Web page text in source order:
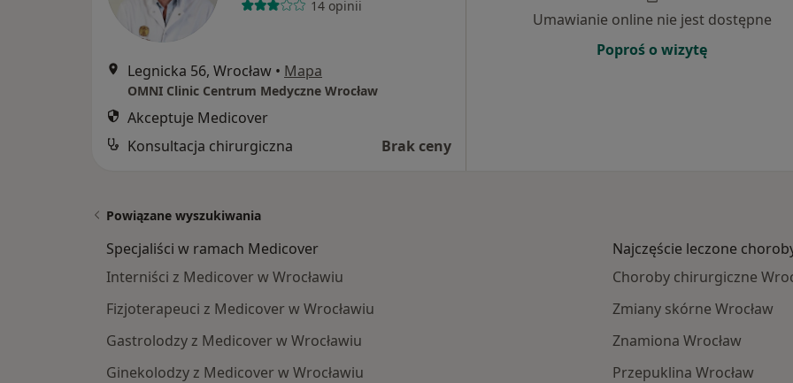
14 opinii
Legnicka 56, Wrocław • Mapa
OMNI Clinic Centrum Medyczne Wrocław
Akceptuje Medicover
Konsultacja chirurgiczna
Brak ceny
Umawianie online nie jest dostępne
Poproś o wizytę
Powiązane wyszukiwania
Specjaliści w ramach Medicover
Interniści z Medicover w Wrocławiu
Fizjoterapeuci z Medicover w Wrocławiu
Gastrolodzy z Medicover w Wrocławiu
Ginekolodzy z Medicover w Wrocławiu
Najczęście leczone
Choroby chirurgiczne
Zmiany skórne Wrocław
Znamiona Wrocław
Przepuklina Wrocław